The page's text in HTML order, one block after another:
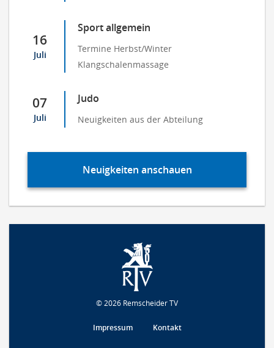
16
Juli
Sport allgemein
Termine Herbst/Winter
Klangschalenmassage
07
Juli
Judo
Neuigkeiten aus der Abteilung
Neuigkeiten anschauen
© 2026 Remscheider TV
Impressum Kontakt